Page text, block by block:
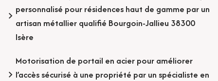
personnalisé pour résidences haut de gamme par un
artisan métallier qualifié Bourgoin-Jallieu 38300
Isère
Motorisation de portail en acier pour améliorer
l’accès sécurisé à une propriété par un spécialiste en